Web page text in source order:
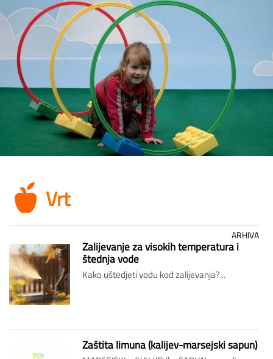
Vrt
ARHIVA
Zalijevanje za visokih temperatura i
štednja vode
Kako uštedjeti vodu kod zalijevanja?...
Zaštita limuna (kalijev-marsejski sapun)